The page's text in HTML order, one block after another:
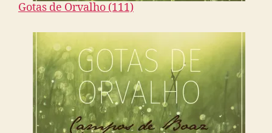
Gotas de Orvalho (111)